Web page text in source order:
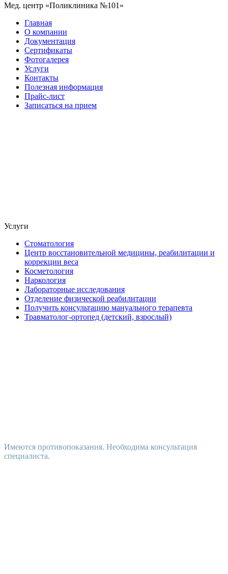
Мед. центр «Поликлиника №101»
Главная
О компании
Документация
Сертификаты
Фотогалерея
Услуги
Контакты
Полезная информация
Прайс-лист
Записаться на прием
Услуги
Стоматология
Центр восстановительной медицины, реабилитации и
коррекции веса
Косметология
Наркология
Лабораторные исследования
Отделение физической реабилитации
Получить консультацию мануального терапевта
Травматолог-ортопед (детский, взрослый)
Имеются противопоказания. Необходима консультация
специалиста.